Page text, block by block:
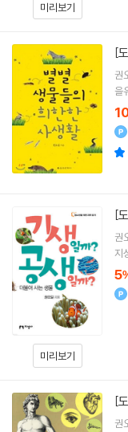
미리보기
[
권
을
미리보기
[
권
지
5
[
권